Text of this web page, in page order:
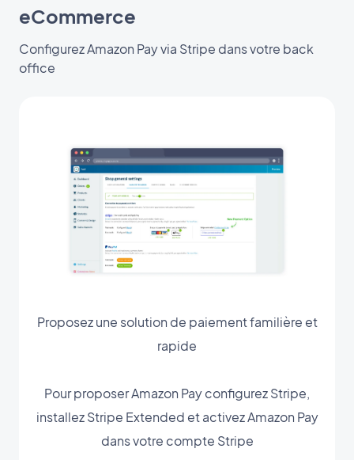
eCommerce
Configurez Amazon Pay via Stripe dans votre back
office
Proposez une solution de paiement familière et
rapide
Pour proposer Amazon Pay configurez Stripe,
installez Stripe Extended et activez Amazon Pay
dans votre compte Stripe